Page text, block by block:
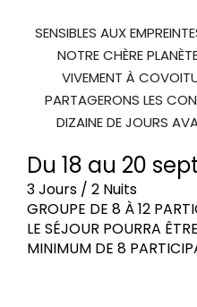
SENSIBLES AUX
NOTRE CHÈRE
VIVEMENT À
PARTAGERONS LES
DIZAINE DE JOURS
Du 18 au 20
3 Jours / 2 Nuits
GROUPE DE 8 À 12
LE SÉJOUR POURRA
MINIMUM DE 8